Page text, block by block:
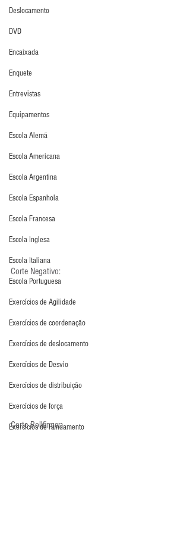
Deslocamento
DVD
Encaixada
Enquete
Entrevistas
Equipamentos
Escola Alemã
Escola Americana
Escola Argentina
Escola Espanhola
Escola Francesa
Escola Inglesa
Escola Italiana
Escola Portuguesa
Exercícios de Agilidade
Exercícios de coordenação
Exercícios de deslocamento
Exercícios de Desvio
Exercícios de distribuição
Exercícios de força
Exercícios de Fundamento
Corte Negativo:
Corte Rollfinger: